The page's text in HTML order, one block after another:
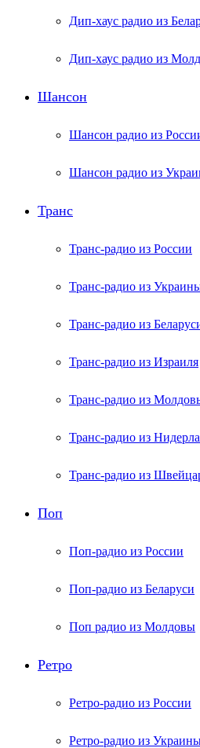
Дип-хаус радио из
Дип-хаус радио из
Шансон
Шансон радио из
Шансон радио из
Транс
Транс-радио из России
Транс-радио из
Транс-радио из
Транс-радио из Израиля
Транс-радио из
Транс-радио из
Транс-радио из
Поп
Поп-радио из России
Поп-радио из Беларуси
Поп радио из Молдовы
Ретро
Ретро-радио из России
Ретро-радио из